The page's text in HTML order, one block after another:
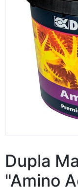
Dupla
"Amino